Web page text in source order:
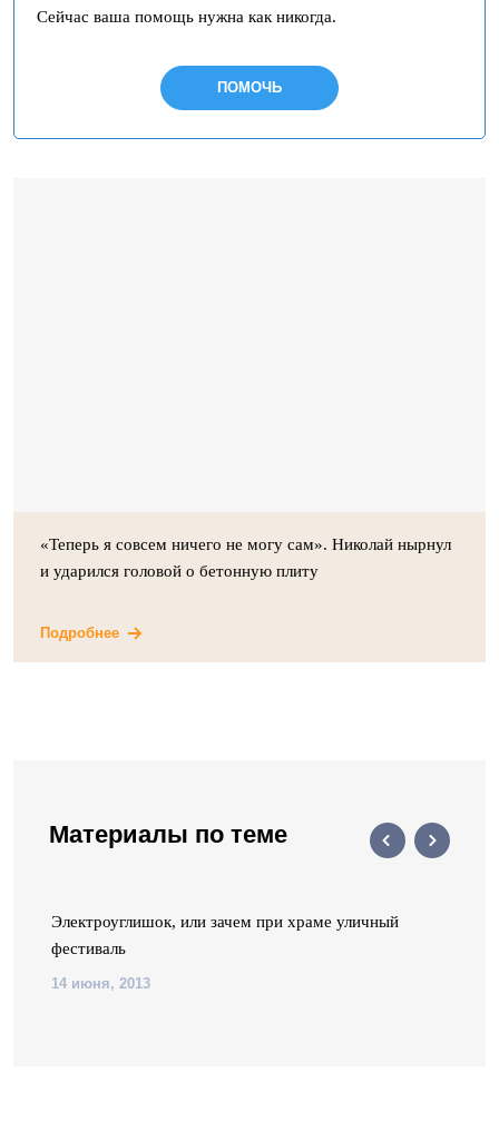
Сейчас ваша помощь нужна как никогда.
ПОМОЧЬ
«Теперь я совсем ничего не могу сам». Николай нырнул
и ударился головой о бетонную плиту
Подробнее
Материалы по теме
Электроуглишок, или зачем при храме уличный
фестиваль
14 июня, 2013